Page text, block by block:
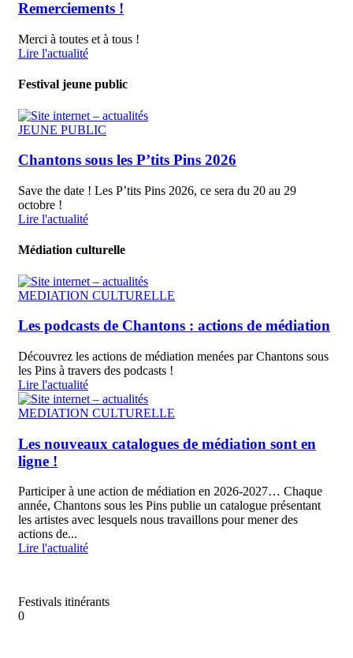
Remerciements !
Merci à toutes et à tous !
Lire l'actualité
Festival jeune public
JEUNE PUBLIC
Chantons sous les P’tits Pins 2026
Save the date ! Les P’tits Pins 2026, ce sera du 20 au 29
octobre !
Lire l'actualité
Médiation culturelle
MEDIATION CULTURELLE
Les podcasts de Chantons : actions de médiation
Découvrez les actions de médiation menées par Chantons sous
les Pins à travers des podcasts !
Lire l'actualité
MEDIATION CULTURELLE
Les nouveaux catalogues de médiation sont en
ligne !
Participer à une action de médiation en 2026-2027… Chaque
année, Chantons sous les Pins publie un catalogue présentant
les artistes avec lesquels nous travaillons pour mener des
actions de...
Lire l'actualité
Festivals itinérants
0